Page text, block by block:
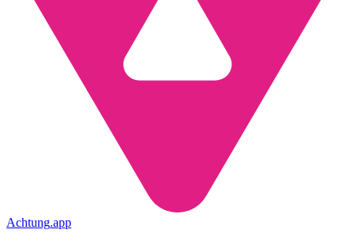
Achtung.app